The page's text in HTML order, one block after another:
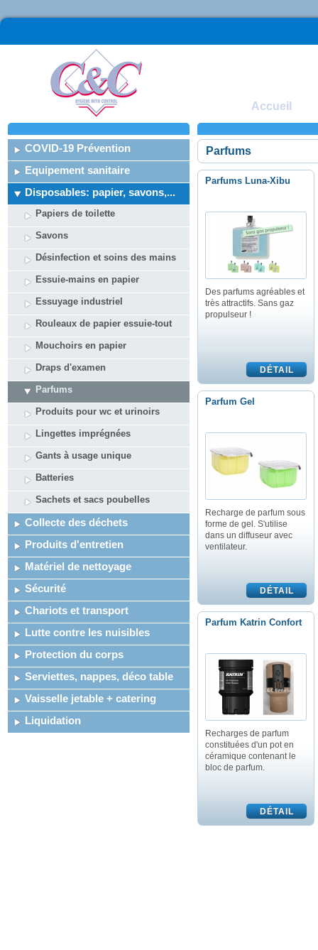
Accueil
COVID-19 Prévention
Equipement sanitaire
Disposables: papier, savons,...
Papiers de toilette
Savons
Désinfection et soins des mains
Essuie-mains en papier
Essuyage industriel
Rouleaux de papier essuie-tout
Mouchoirs en papier
Draps d'examen
Parfums
Produits pour wc et urinoirs
Lingettes imprégnées
Gants à usage unique
Batteries
Sachets et sacs poubelles
Collecte des déchets
Produits d'entretien
Matériel de nettoyage
Sécurité
Chariots et transport
Lutte contre les nuisibles
Protection du corps
Serviettes, nappes, déco table
Vaisselle jetable + catering
Liquidation
Parfums
Parfums Luna-Xibu
Des parfums agréables et
très attractifs. Sans gaz
propulseur !
Parfum Gel
Recharge de parfum sous
forme de gel. S'utilise
dans un diffuseur avec
ventilateur.
Parfum Katrin Confort
Recharges de parfum
constituées d'un pot en
céramique contenant le
bloc de parfum.